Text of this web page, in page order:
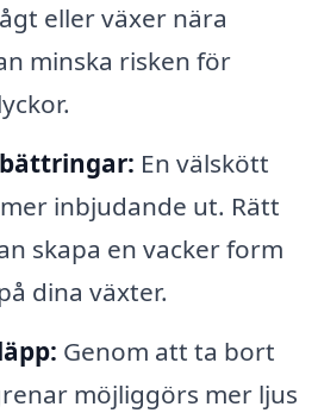
eller växer nära
minska risken för
En välskött
inbjudande ut. Rätt
skapa en vacker form
dina växter.
Genom att ta bort
möjliggörs mer ljus